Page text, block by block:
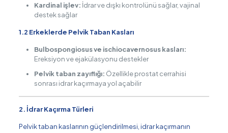
Kardinal işlev: İdrar ve dışkı kontrolünü sağlar, vajinal
destek sağlar
1.2 Erkeklerde Pelvik Taban Kasları
Bulbospongiosus ve ischiocavernosus kasları:
Ereksiyon ve ejakülasyonu destekler
Pelvik taban zayıflığı: Özellikle prostat cerrahisi
sonrası idrar kaçırmaya yol açabilir
2. İdrar Kaçırma Türleri
Pelvik taban kaslarının güçlendirilmesi, idrar kaçırmanın